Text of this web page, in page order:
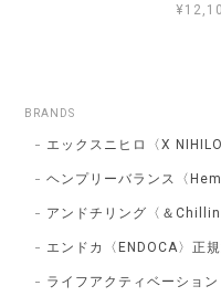
BRANDS
エックスニヒロ〈X
ヘンプリーバランス〈
アンドチリング〈＆
エンドカ〈ENDOCA〉正
ライフアクティベーショ